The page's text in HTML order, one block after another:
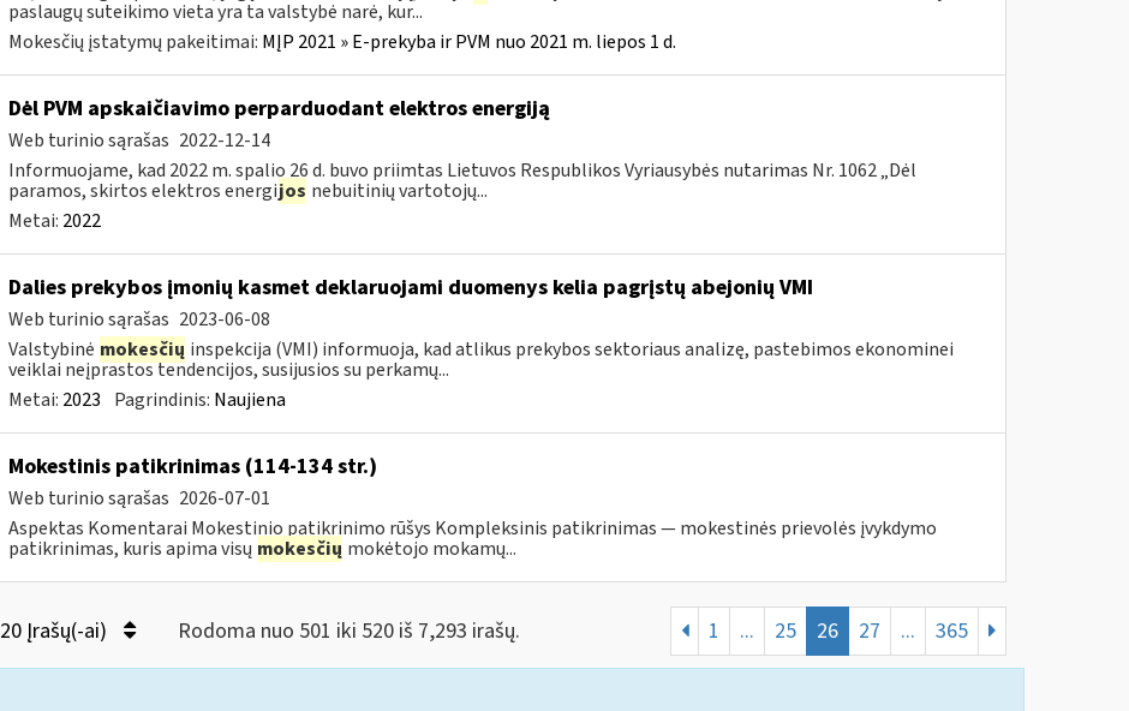
paslaugų suteikimo vieta yra ta valstybė narė, kur...
Mokesčių įstatymų pakeitimai: MĮP 2021 » E-prekyba ir PVM nuo 2021 m. liepos 1 d.
Dėl PVM apskaičiavimo perparduodant elektros energiją
Web turinio sąrašas 2022-12-14
Informuojame, kad 2022 m. spalio 26 d. buvo priimtas Lietuvos Respublikos Vyriausybės nutarimas Nr. 1062 „Dėl
paramos, skirtos elektros energijos nebuitinių vartotojų...
Metai: 2022
Dalies prekybos įmonių kasmet deklaruojami duomenys kelia pagrįstų abejonių VMI
Web turinio sąrašas 2023-06-08
Valstybinė mokesčių inspekcija (VMI) informuoja, kad atlikus prekybos sektoriaus analizę, pastebimos ekonominei
veiklai neįprastos tendencijos, susijusios su perkamų...
Metai: 2023 Pagrindinis: Naujiena
Mokestinis patikrinimas (114-134 str.)
Web turinio sąrašas 2026-07-01
Aspektas Komentarai Mokestinio patikrinimo rūšys Kompleksinis patikrinimas — mokestinės prievolės įvykdymo
patikrinimas, kuris apima visų mokesčių mokėtojo mokamų...
20 Įrašų(-ai) Rodoma nuo 501 iki 520 iš 7,293 irašų. 1 ... 25 26 27 ... 365